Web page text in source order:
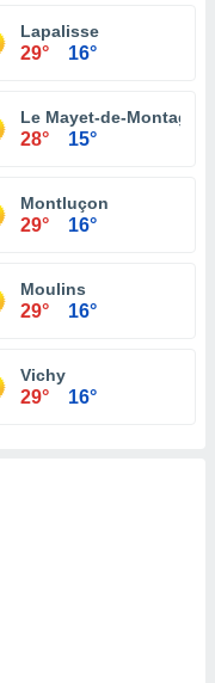
Lapalisse
29° 16°
Le Mayet-de-Montagne
28° 15°
Montluçon
29° 16°
Moulins
29° 16°
Vichy
29° 16°